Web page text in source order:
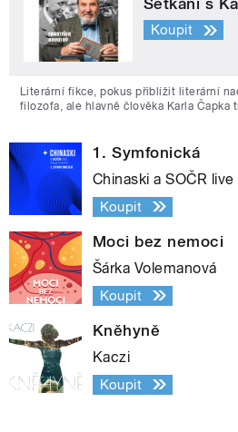
Koupit
Literární fikce, pokus přiblížit literární
filozofa, ale hlavně člověka Karla Čapka
1. Symfonická
Chinaski a SOČR live
Koupit
Moci bez nemoci
Šárka Volemanová
Koupit
Kněhyně
Kaczi
Koupit